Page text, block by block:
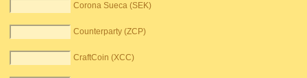
Corona Sueca (SEK)
Counterparty (ZCP)
CraftCoin (XCC)